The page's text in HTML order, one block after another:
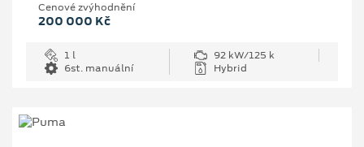
Cenové zvýhodnění
200 000 Kč
1 l
92 kW/125 k
6st. manuální
Hybrid